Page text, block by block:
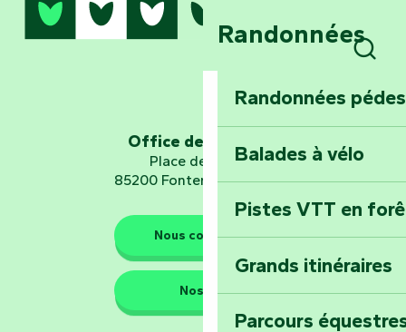
Embarquez pour
Explorez
d’orientation «
Les gardiens de la nature
Randonnées
Randonnées
Balades à vélo
Pistes VTT en
Grands itinéraires
Parcours
Office de tourisme
Place de Verdun
85200 Fontenay-le-Comte
Nous contacter
Nos QG